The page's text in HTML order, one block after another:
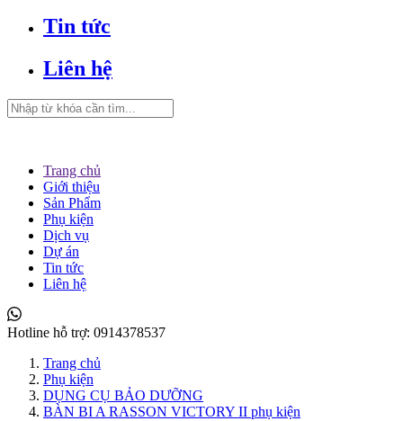
Tin tức
Liên hệ
Trang chủ
Giới thiệu
Sản Phẩm
Phụ kiện
Dịch vụ
Dự án
Tin tức
Liên hệ
Hotline hỗ trợ: 0914378537
Trang chủ
Phụ kiện
DỤNG CỤ BẢO DƯỠNG
BÀN BI A RASSON VICTORY II phụ kiện